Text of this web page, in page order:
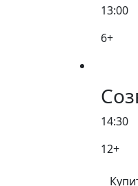
13:00
6+
14:30
12+